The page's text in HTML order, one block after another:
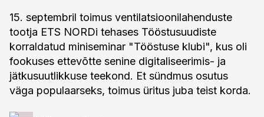
15. septembril toimus ventilatsioonilahenduste
tootja ETS NORDi tehases Tööstusuudiste
korraldatud miniseminar "Tööstuse klubi", kus oli
fookuses ettevõtte senine digitaliseerimis- ja
jätkusuutlikkuse teekond. Et sündmus osutus
väga populaarseks, toimus üritus juba teist korda.